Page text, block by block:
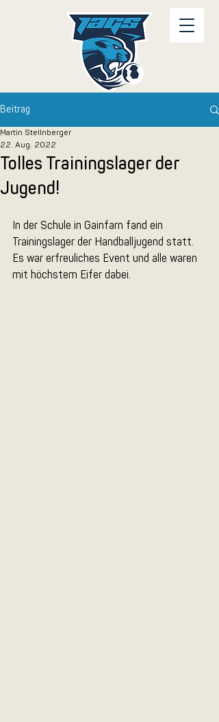
Beitrag
Tolles Trainingslager der
Jugend!
Martin Stellnberger
22. Aug. 2022
In der Schule in Gainfarn fand ein
Trainingslager der Handballjugend statt.
Es war erfreuliches Event und alle waren
mit höchstem Eifer dabei.